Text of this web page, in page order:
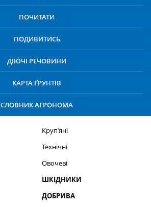
ПОЧИТАТИ
ПОДИВИТИСЬ
ДІЮЧІ РЕЧОВИНИ
КАРТА ҐРУНТІВ
СЛОВНИК АГРОНОМА
Круп’яні
Технічні
Овочеві
ШКІДНИКИ
ДОБРИВА